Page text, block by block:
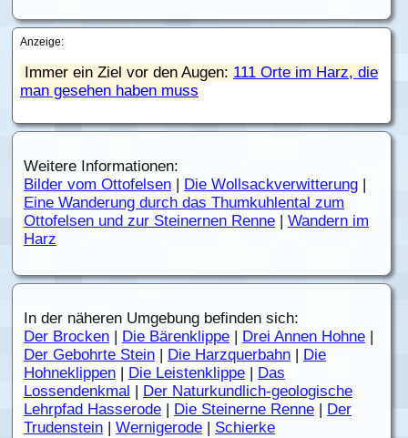
Anzeige:
Immer ein Ziel vor den Augen: 111 Orte im Harz, die
man gesehen haben muss
Weitere Informationen:
Bilder vom Ottofelsen
Die Wollsackverwitterung
Eine Wanderung durch das Thumkuhlental zum
Ottofelsen und zur Steinernen Renne
Wandern im
Harz
In der näheren Umgebung befinden sich:
Der Brocken
Die Bärenklippe Drei Annen Hohne
Der Gebohrte Stein
Die Harzquerbahn
Die
Hohneklippen
Die Leistenklippe
Das
Lossendenkmal
Der Naturkundlich-geologische
Lehrpfad Hasserode
Die Steinerne Renne
Der
Trudenstein
Wernigerode
Schierke